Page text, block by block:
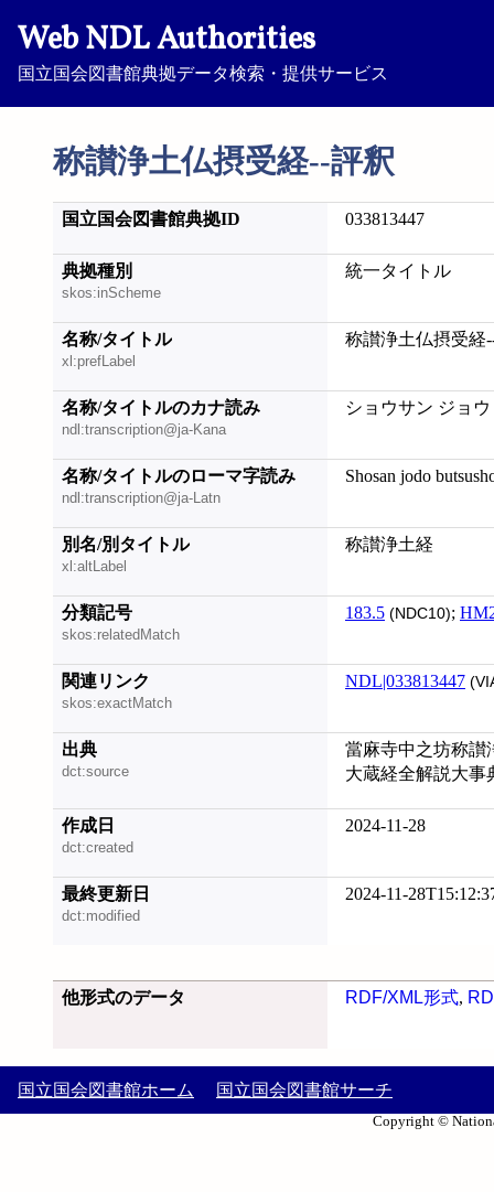
Web NDL Authorities
国立国会図書館典拠データ検索・提供サービス
称讃浄土仏摂受経--評釈
国立国会図書館典拠ID 033813447
典拠種別
skos:inScheme
統一タイトル
名称/タイトル
xl:prefLabel
称讃浄土仏摂受経
名称/タイトルのカナ読み
ndl:transcription@ja-Kana
ショウサン ジョ
名称/タイトルのローマ字読み
ndl:transcription@ja-Latn
Shosan jodo
別名/別タイトル
xl:altLabel
称讃浄土経
分類記号
skos:relatedMatch
183.5 (NDC10);
関連リンク
skos:exactMatch
NDL|033813447
出典
dct:source
當麻寺中之坊称讃
大蔵経全解説大事
作成日
dct:created
2024-11-28
最終更新日
dct:modified
2024-11-
他形式のデータ RDF/XML形式,
国立国会図書館ホーム 国立国会図書館サーチ
Copyright ©